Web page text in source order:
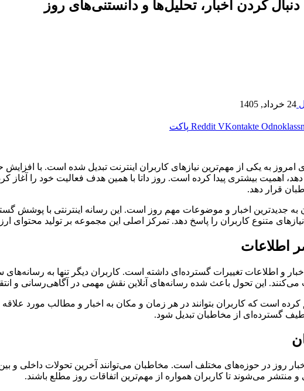
کردن اخبار، تحلیل‌ها و دانستنی‌های روز
24 خرداد, 1405
Reddit VKontakte پاکت
امروز به یکی از مهم‌ترین نیازهای کاربران اینترنت تبدیل شده است. با
دهد، اهمیت بیشتری پیدا کرده است. روز داتا با همین هدف فعالیت خود را آغاز
قرار دهد.
جدیدترین اخبار و موضوعات مهم روز است. این رسانه اینترنتی با پوشش
متنوع کاربران را پاسخ دهد. تمرکز اصلی این مجموعه بر تولید
اطلاعات
و اطلاعات تغییرات گسترده‌ای داشته است. کاربران دیگر تنها به رسانه‌های
این تحول باعث شده رسانه‌های آنلاین نقش مهمی در آگاهی‌رسانی و
کرده است که کاربران بتوانند در هر زمان و مکان به اخبار و مطالب
گسترده‌ای از مخاطبان تبدیل شود.
روز در حوزه‌های مختلف است. مخاطبان می‌توانند آخرین تحولات داخلی و
می‌شوند تا کاربران همواره از مهم‌ترین اتفاقات روز مطلع باشند.